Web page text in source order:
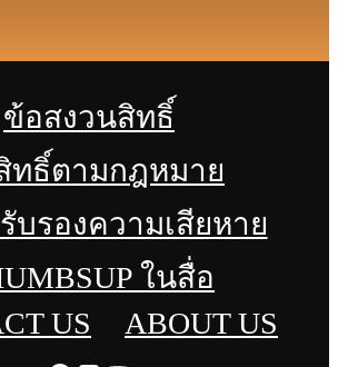
ข้อสงวนสิทธิ์
ทธิ์ตามกฎหมาย
บรองความเสียหาย
ในสื่อ
US
ABOUT US